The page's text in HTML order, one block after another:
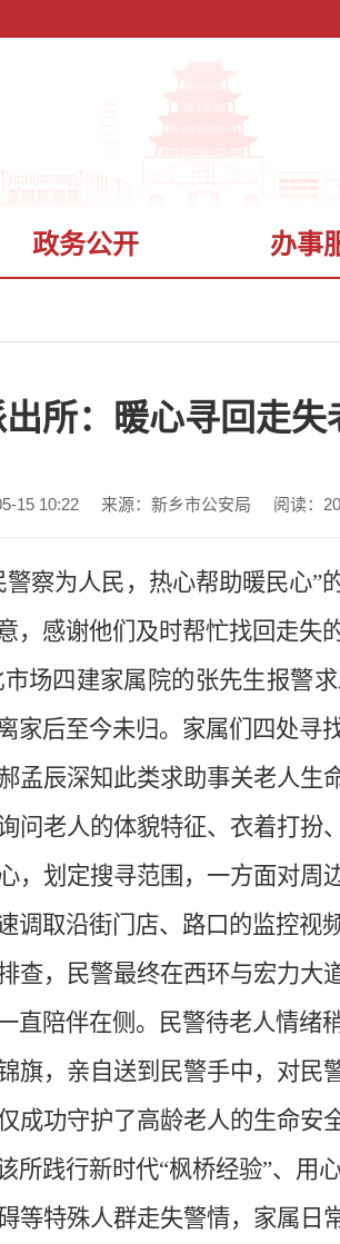
政务公开 办事
所：暖心寻回走
15 10:22 来源：新乡市公安局 阅读：
警察为人民，热心帮助暖民心”
，感谢他们及时帮忙找回走失
场四建家属院的张先生报警
后至今未归。家属们四处寻
孟辰深知此类求助事关老人
问老人的体貌特征、衣着打
划定搜寻范围，一方面对周
取沿街门店、路口的监控视
查，民警最终在西环与宏力
陪伴在侧。民警待老人情绪
旗，亲自送到民警手中，对
成功守护了高龄老人的生命
所践行新时代“枫桥经验”、用
等特殊人群走失警情，家属